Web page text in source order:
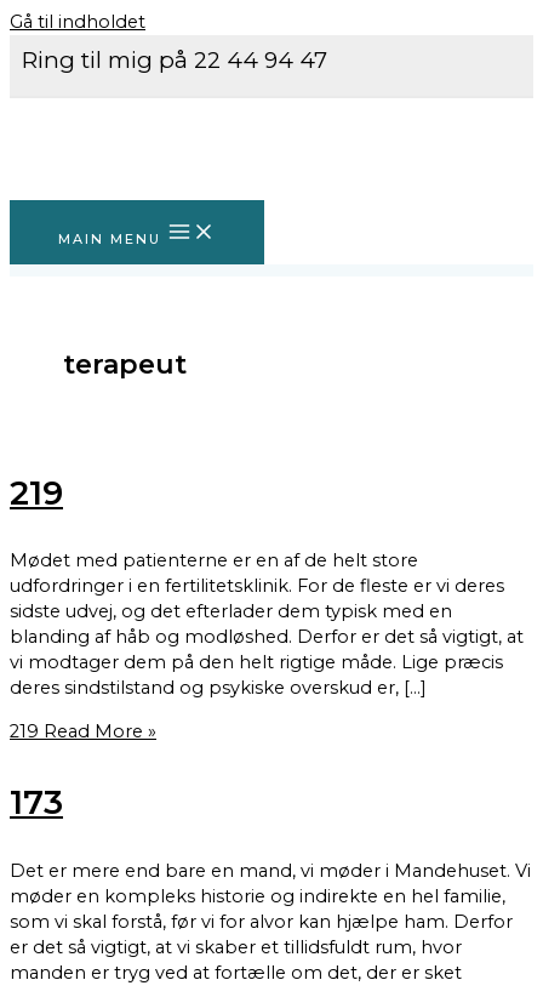
Gå til indholdet
Ring til mig på 22 44 94 47
MAIN MENU
terapeut
219
Mødet med patienterne er en af de helt store
udfordringer i en fertilitetsklinik. For de fleste er vi deres
sidste udvej, og det efterlader dem typisk med en
blanding af håb og modløshed. Derfor er det så vigtigt, at
vi modtager dem på den helt rigtige måde. Lige præcis
deres sindstilstand og psykiske overskud er, […]
219 Read More »
173
Det er mere end bare en mand, vi møder i Mandehuset. Vi
møder en kompleks historie og indirekte en hel familie,
som vi skal forstå, før vi for alvor kan hjælpe ham. Derfor
er det så vigtigt, at vi skaber et tillidsfuldt rum, hvor
manden er tryg ved at fortælle om det, der er sket